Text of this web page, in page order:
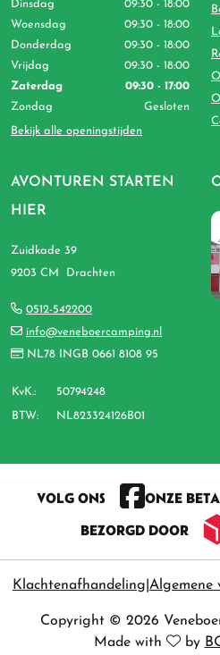
AVONTUREN STARTEN
HIER
Zuidkade 39
9203 CM Drachten
0512-542200
info@veneboercamping.nl
NL78 INGB 0661 8108 95
KvK.: 50794248
BTW: NL823324126B01
Dinsdag
09:30 - 18:00
Woensdag
09:30 - 18:00
Donderdag
09:30 - 18:00
Vrijdag
09:30 - 18:00
Zaterdag
09:30 - 17:00
Zondag
Gesloten
Bekijk alle openingstijden
VOLG ONS
ONZE
BEZORGD DOOR
Klachtenafhandeling Algemene
Copyright © 2026
Made with
by